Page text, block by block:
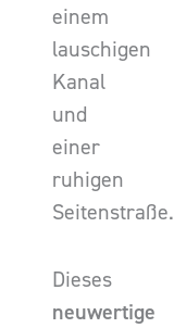
einem
lauschigen
Kanal
und
einer
ruhigen
Seitenstraße.
Dieses
neuwertige